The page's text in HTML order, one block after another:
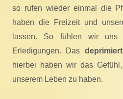
so rufen wieder einmal die
haben die Freizeit und
lassen. So fühlen wir
Erledigungen. Das deprimiert
hierbei haben wir das
unserem Leben zu haben.